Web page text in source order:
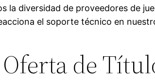
la diversidad de proveedores de
el soporte técnico en
de